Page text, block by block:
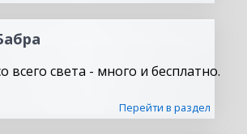
всего света - много и бесплатно.
Перейти в раздел